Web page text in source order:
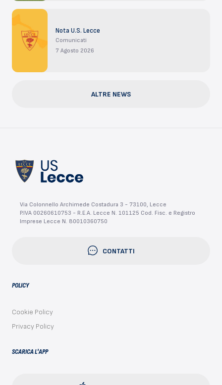
Nota U.S. Lecce
Comunicati
7 Agosto 2026
ALTRE NEWS
Via Colonnello Archimede Costadura 3 - 73100, Lecce
P.IVA 00260610753 - R.E.A. Lecce N. 101125 Cod. Fisc. e Registro
Imprese Lecce N. 80010360750
CONTATTI
POLICY
Cookie Policy
Privacy Policy
SCARICA L'APP